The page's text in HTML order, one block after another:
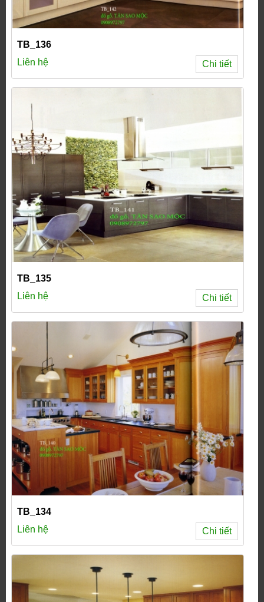
TB_136
Liên hệ
Chi tiết
TB_135
Liên hệ
Chi tiết
TB_134
Liên hệ
Chi tiết